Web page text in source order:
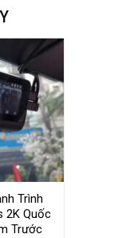
Trình
2K Quốc
Trước